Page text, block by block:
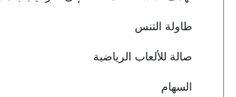
طاولة التنس
صالة للألعاب الرياضية
السهام